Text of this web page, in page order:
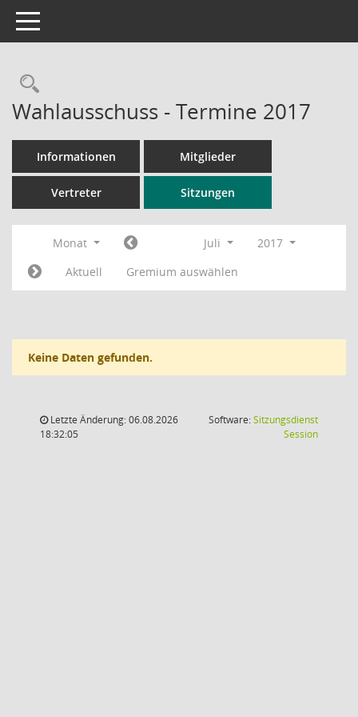
Toggle navigation
Rechercheauswahl
Wahlausschuss - Termine 2017
Informationen Mitglieder
Vertreter Sitzungen
Monat Juli
2017
Aktuell
Gremium auswählen
Keine Daten gefunden.
Letzte Änderung: 06.08.2026
18:32:05
Software:Sitzungsdienst
Session(Wird in